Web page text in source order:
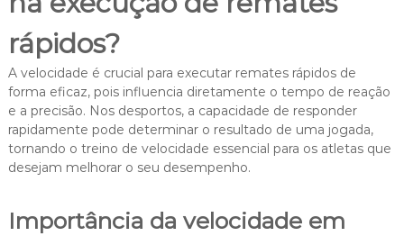
rápidos?
A velocidade é crucial para executar remates rápidos de
forma eficaz, pois influencia diretamente o tempo de reação
e a precisão. Nos desportos, a capacidade de responder
rapidamente pode determinar o resultado de uma jogada,
tornando o treino de velocidade essencial para os atletas que
desejam melhorar o seu desempenho.
Importância da velocidade em